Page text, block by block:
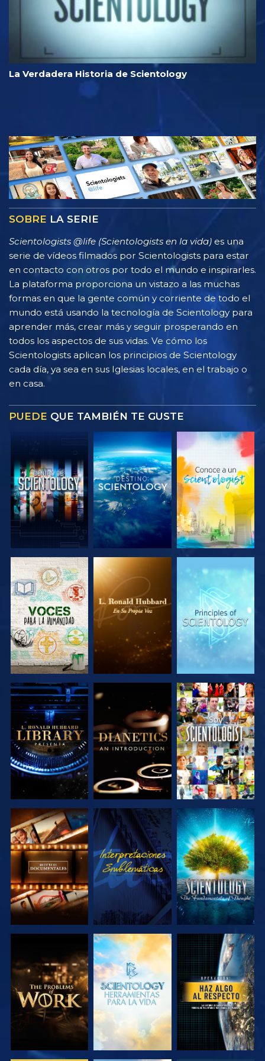
La Verdadera Historia de Scientology
SOBRE LA SERIE
Scientologists @life (Scientologists en la vida) es una
serie de vídeos filmados por Scientologists para estar
en contacto con otros por todo el mundo e inspirarles.
La plataforma proporciona un vistazo a las muchas
formas en que la gente común y corriente de todo el
mundo está usando la tecnología de Scientology para
aprender más, crear más y seguir prosperando en
todos los aspectos de sus vidas. Ve cómo los
Scientologists aplican los principios de Scientology
cada día, ya sea en sus Iglesias locales, en el trabajo o
en casa.
PUEDE QUE TAMBIÉN TE GUSTE
EXPLORA LAS
SERIES
EXPLORA LAS
SERIES
EXPLORA LAS
SERIES
EXPLORA LAS
SERIES
EXPLORA LAS
SERIES
VE
EXPLORA LAS
SERIES
VE
EXPLORA LAS
SERIES
EXPLORA LAS
SERIES
EXPLORA LAS
SERIES
VE